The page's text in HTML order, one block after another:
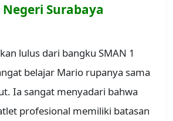
Surabaya
lulus dari bangku SMAN 1
belajar Mario rupanya sama
Ia sangat menyadari bahwa
profesional memiliki batasan